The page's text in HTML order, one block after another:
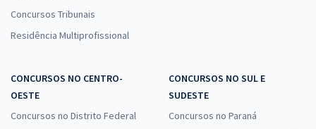
Concursos Tribunais
Residência Multiprofissional
CONCURSOS NO CENTRO-
OESTE
Concursos no Distrito Federal
CONCURSOS NO SUL E
SUDESTE
Concursos no Paraná